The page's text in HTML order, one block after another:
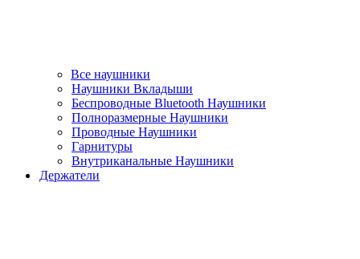
Все наушники
Наушники Вкладыши
Беспроводные Bluetooth Наушники
Полноразмерные Наушники
Проводные Наушники
Гарнитуры
Внутриканальные Наушники
Держатели